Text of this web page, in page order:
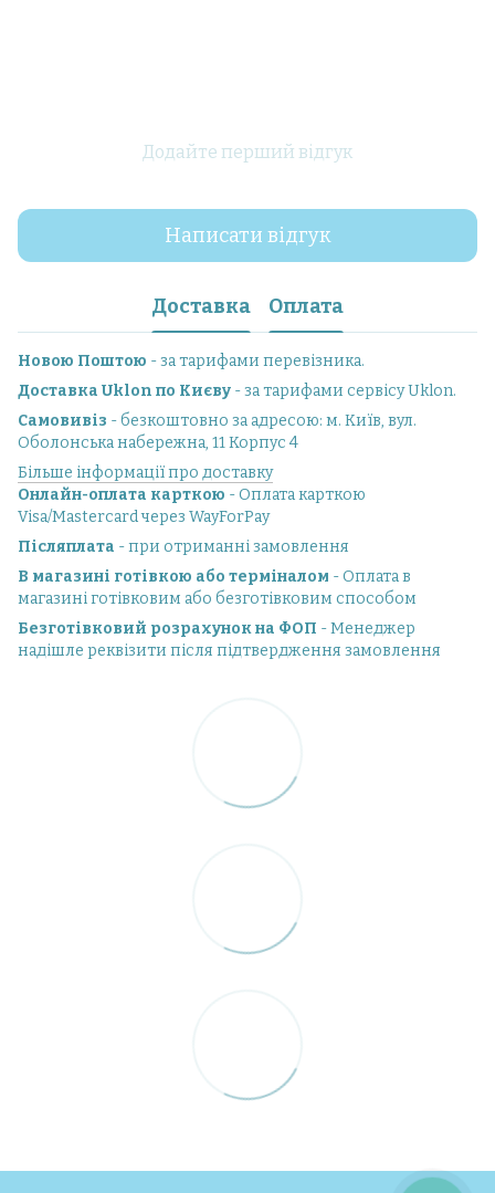
Додайте перший відгук
Написати відгук
Доставка Оплата
Новою Поштою - за тарифами перевізника.
Доставка Uklon по Києву - за тарифами сервісу Uklon.
Самовивіз - безкоштовно за адресою: м. Київ, вул.
Оболонська набережна, 11 Корпус 4
Більше інформації про доставку
Онлайн-оплата карткою - Оплата карткою
Visa/Mastercard через WayForPay
Післяплата - при отриманні замовлення
В магазині готівкою або терміналом - Оплата в
магазині готівковим або безготівковим способом
Безготівковий розрахунок на ФОП - Менеджер
надішле реквізити після підтвердження замовлення